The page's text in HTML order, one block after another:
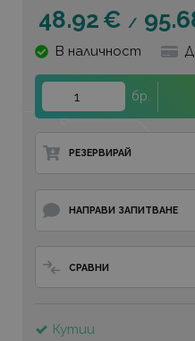
48.92€ /
В наличност
бр.
РЕЗЕРВИРАЙ
НАПРАВИ ЗАПИТВАНЕ
СРАВНИ
Кутии